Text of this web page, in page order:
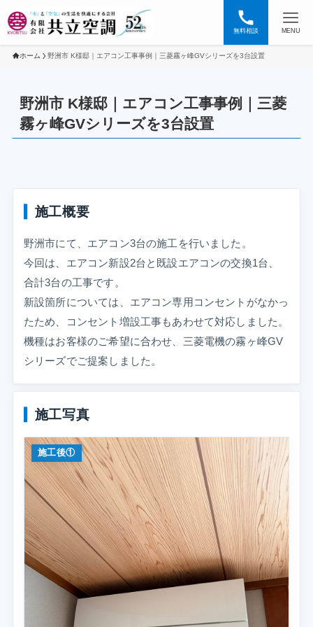
無料相談 MENU
ホーム 野洲市 K様邸｜エアコン工事事例｜三菱霧ヶ峰GVシリーズを3台設置
野洲市 K様邸｜エアコン工事事例｜三菱
霧ヶ峰GVシリーズを3台設置
施工概要
野洲市にて、エアコン3台の施工を行いました。
今回は、エアコン新設2台と既設エアコンの交換1台、
合計3台の工事です。
新設箇所については、エアコン専用コンセントがなかっ
たため、コンセント増設工事もあわせて対応しました。
機種はお客様のご希望に合わせ、三菱電機の霧ヶ峰GV
シリーズでご提案しました。
施工写真
施工後①